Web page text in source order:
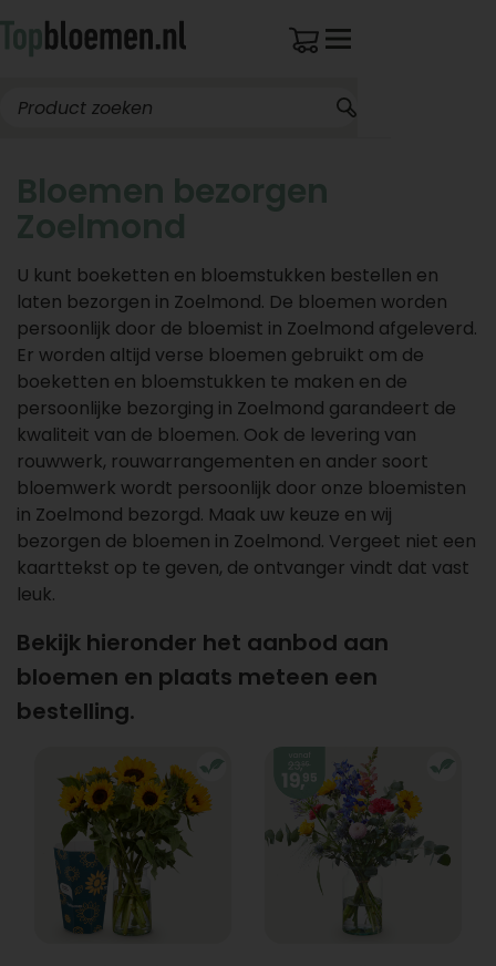
Bloemen bezorgen
Zoelmond
U kunt boeketten en bloemstukken bestellen en
laten bezorgen in Zoelmond. De bloemen worden
persoonlijk door de bloemist in Zoelmond afgeleverd.
Er worden altijd verse bloemen gebruikt om de
boeketten en bloemstukken te maken en de
persoonlijke bezorging in Zoelmond garandeert de
kwaliteit van de bloemen. Ook de levering van
rouwwerk, rouwarrangementen en ander soort
bloemwerk wordt persoonlijk door onze bloemisten
in Zoelmond bezorgd. Maak uw keuze en wij
bezorgen de bloemen in Zoelmond. Vergeet niet een
kaarttekst op te geven, de ontvanger vindt dat vast
leuk.
Bekijk hieronder het aanbod aan
bloemen en plaats meteen een
bestelling.